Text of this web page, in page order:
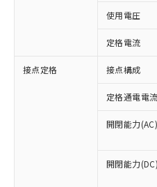
使用電圧
定格電流
接点定格 接点構成
定格通電電流
開閉能力(AC)
開閉能力(DC)
ご利用条件
対応済み：EU
非含有に対応した製
対応予定：EU
有に対応した製品に